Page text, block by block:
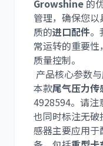
尼桑
Growshine 的
管理，确保您
质的进口配件。
常运转的重要
质量控制。
产品核心参数
本款尾气压力传
4928594。请注
也同时标注无破
感器主要应用于